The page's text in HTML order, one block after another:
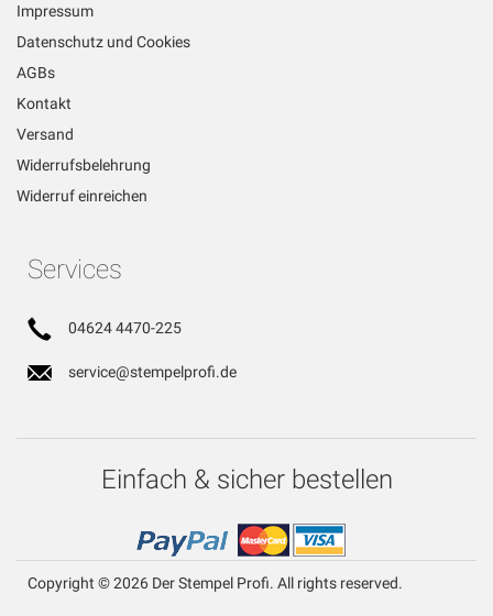
Impressum
Datenschutz und Cookies
AGBs
Kontakt
Versand
Widerrufsbelehrung
Widerruf einreichen
Services
04624 4470-225
service@stempelprofi.de
Einfach & sicher bestellen
Copyright © 2026 Der Stempel Profi. All rights reserved.